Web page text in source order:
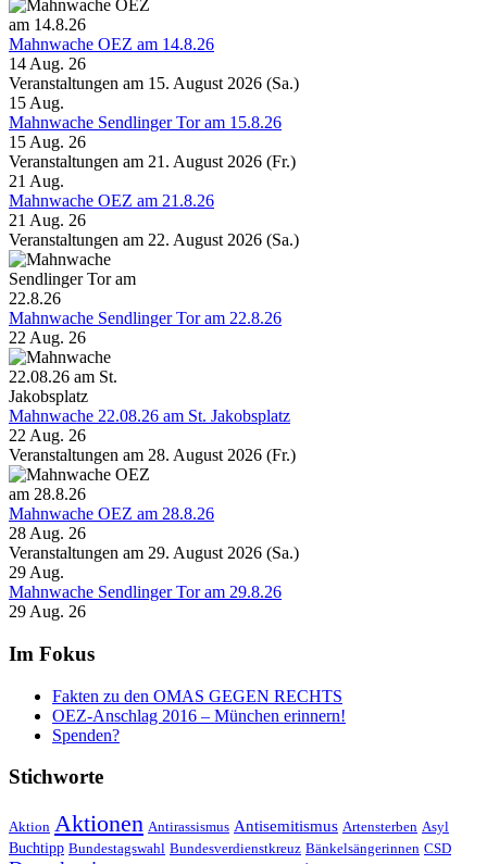
Mahnwache OEZ am 14.8.26
14 Aug. 26
Veranstaltungen am 15. August 2026 (Sa.)
15 Aug.
Mahnwache Sendlinger Tor am 15.8.26
15 Aug. 26
Veranstaltungen am 21. August 2026 (Fr.)
21 Aug.
Mahnwache OEZ am 21.8.26
21 Aug. 26
Veranstaltungen am 22. August 2026 (Sa.)
Mahnwache Sendlinger Tor am 22.8.26
22 Aug. 26
Mahnwache 22.08.26 am St. Jakobsplatz
22 Aug. 26
Veranstaltungen am 28. August 2026 (Fr.)
Mahnwache OEZ am 28.8.26
28 Aug. 26
Veranstaltungen am 29. August 2026 (Sa.)
29 Aug.
Mahnwache Sendlinger Tor am 29.8.26
29 Aug. 26
Im Fokus
Fakten zu den OMAS GEGEN RECHTS
OEZ-Anschlag 2016 – München erinnern!
Spenden?
Stichworte
Aktion Aktionen Antirassismus Antisemitismus Artensterben Asyl
Buchtipp Bundestagswahl Bundesverdienstkreuz Bänkelsängerinnen CSD